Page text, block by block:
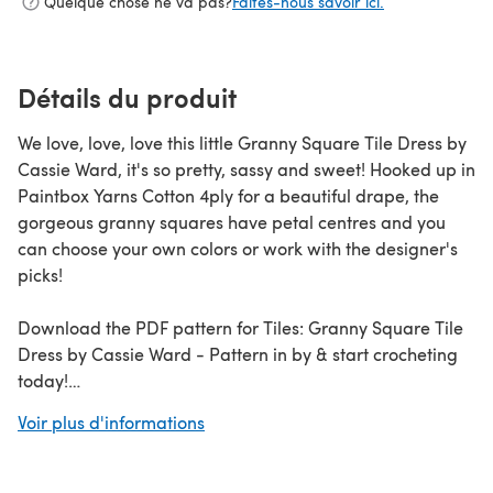
Détails du produit
We love, love, love this little Granny Square Tile Dress by
Cassie Ward, it's so pretty, sassy and sweet! Hooked up in
Paintbox Yarns Cotton 4ply for a beautiful drape, the
gorgeous granny squares have petal centres and you
can choose your own colors or work with the designer's
picks!
Download the PDF pattern for Tiles: Granny Square Tile
Dress by Cassie Ward - Pattern in by & start crocheting
today!
Discover thousands of downloadables and
Voir plus d'informations